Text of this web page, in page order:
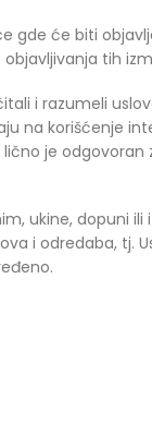
gde će biti
tih
i razumeli
na korišćenje
je
ukine, dopuni
i odredaba, tj.